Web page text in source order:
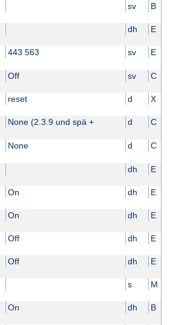
sv B
dh E
443 563 sv E
Off sv C
reset d X
None (2.3.9 und spä + d C
None d C
dh E
On dh E
On dh E
Off dh E
Off dh E
s M
On dh B